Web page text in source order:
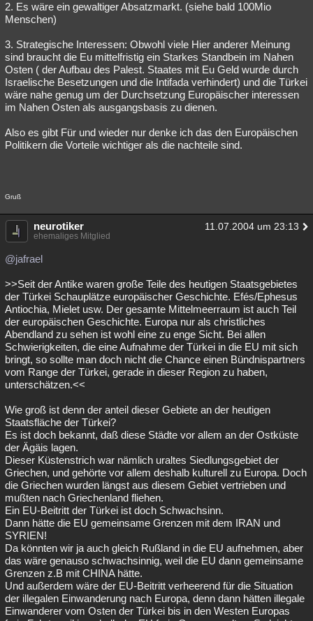
2. Es wäre ein gewaltiger Absatzmarkt. (siehe bald 100Mio
Menschen)
3. Strategische Interessen: Obwohl viele Hier anderer Meinung
sind braucht die Eu mittelfristig ein Starkes Standbein im Nahen
Osten ( der Aufbau des Palest. Staates mit Eu Geld wurde durch
Israelische Besetzungen und die Intifada verhindert) und die Türkei
wäre nahe genug um der Durchsetzung Europäischer interessen
im Nahen Osten als ausgangsbasis zu dienen.
Also es gibt Für und wieder nur denke ich das den Europäischen
Politikern die Vorteile wichtiger als die nachteile sind.
Gruß
neurotiker 11.07.2004 um 23:13
ehemaliges Mitglied
@jafrael
>>Seit der Antike waren große Teile des heutigen Staatsgebietes
der Türkei Schauplätze europäischer Geschichte. Efés/Ephesus
Antiochia, Mielet usw. Der gesamte Mittelmeerraum ist auch Teil
der europäischen Geschichte. Europa nur als christliches
Abendland zu sehen ist wohl eine zu enge Sicht. Bei allen
Schwierigkeiten, die eine Aufnahme der Türkei in die EU mit sich
bringt, so sollte man doch nicht die Chance einen Bündnispartners
vom Range der Türkei, gerade in dieser Region zu haben,
unterschätzen.<<
Wie groß ist denn der anteil dieser Gebiete an der heutigen
Staatsfläche der Türkei?
Es ist doch bekannt, daß diese Städte vor allem an der Ostküste
der Ägäis lagen.
Dieser Küstenstrich war nämlich uraltes Siedlungsgebiet der
Griechen, und gehörte vor allem deshalb kulturell zu Europa. Doch
die Griechen wurden längst aus diesem Gebiet vertrieben und
mußten nach Griechenland fliehen.
Ein EU-Beitritt der Türkei ist doch Schwachsinn.
Dann hätte die EU gemeinsame Grenzen mit dem IRAN und
SYRIEN!
Da könnten wir ja auch gleich Rußland in die EU aufnehmen, aber
das wäre genauso schwachsinnig, weil die EU dann gemeinsame
Grenzen z.B mit CHINA hätte.
Und außerdem wäre der EU-Beitritt verheerend für die Situation
der illegalen Einwanderung nach Europa, denn dann hätten illegale
Einwanderer vom Osten der Türkei bis in den Westen Europas